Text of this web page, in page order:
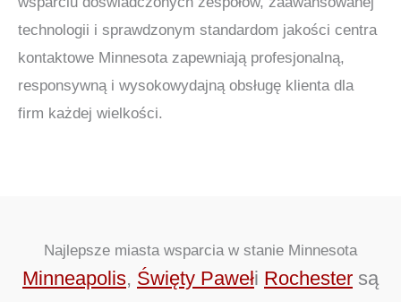
technologii i sprawdzonym standardom jakości centra
kontaktowe Minnesota zapewniają profesjonalną,
responsywną i wysokowydajną obsługę klienta dla
firm każdej wielkości.
Najlepsze miasta wsparcia w stanie Minnesota
Minneapolis, Święty Pawełi Rochester są